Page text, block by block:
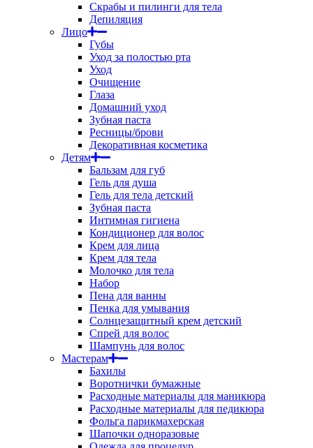
Скрабы и пилинги для тела
Депиляция
Лицо
Губы
Уход за полостью рта
Уход
Очищение
Глаза
Домашний уход
Зубная паста
Ресницы/брови
Декоративная косметика
Детям
Бальзам для губ
Гель для душа
Гель для тела детский
Зубная паста
Интимная гигиена
Кондиционер для волос
Крем для лица
Крем для тела
Молочко для тела
Набор
Пена для ванны
Пенка для умывания
Солнцезащитный крем детский
Спрей для волос
Шампунь для волос
Мастерам
Бахилы
Воротнички бумажные
Расходные материалы для маникюра
Расходные материалы для педикюра
Фольга парикмахерская
Шапочки одноразовые